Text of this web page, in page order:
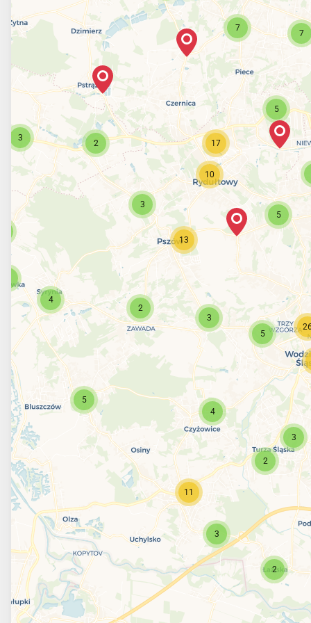
7
5
7
5
17
10
5
13
3
3
2
3
2
4
2
3
4
5
11
3
2